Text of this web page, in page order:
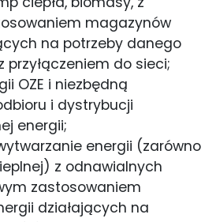
magazynów
na potrzeby danego
przyłączeniem do sieci;
OZE i niezbędną
i dystrybucji
energii;
energii (zarówno
z odnawialnych
zastosowaniem
działających na